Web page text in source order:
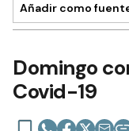
Añadir como
Domingo
Covid-19